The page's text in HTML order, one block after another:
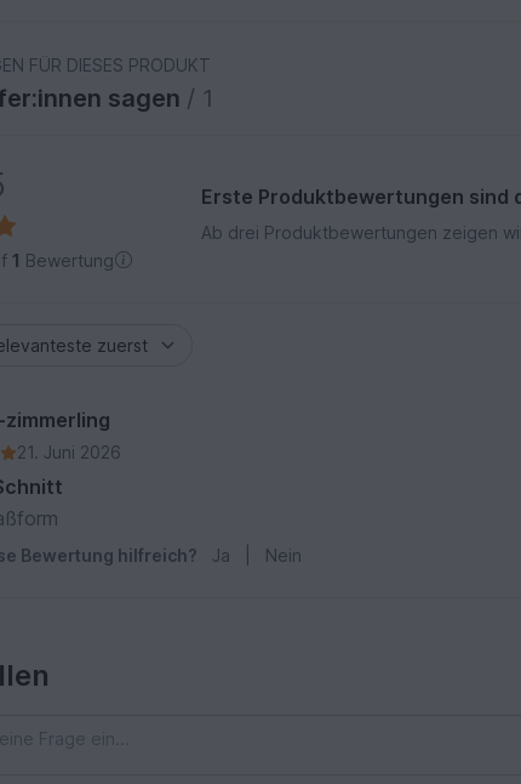
FÜR DIESES PRODUKT
sagen / 1
1 Bewertung
Erste Produktbewertungen sind
Ab drei Produktbewertungen zeigen
21. Juni 2026
Bewertung hilfreich? Ja Nein